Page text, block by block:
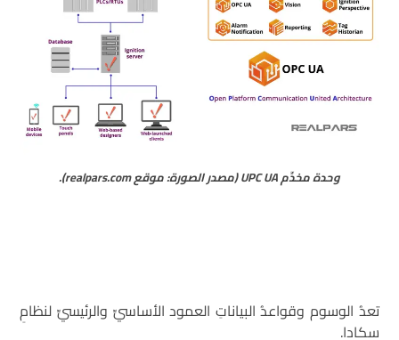
وحدة مخدِّم UPC UA (مصدر الصورة: موقع realpars.com).
تعدُ الوسوم وقواعدُ البياناتِ العمود الأساسيِّ والرئيسيِّ لنظامِ
سكادا.